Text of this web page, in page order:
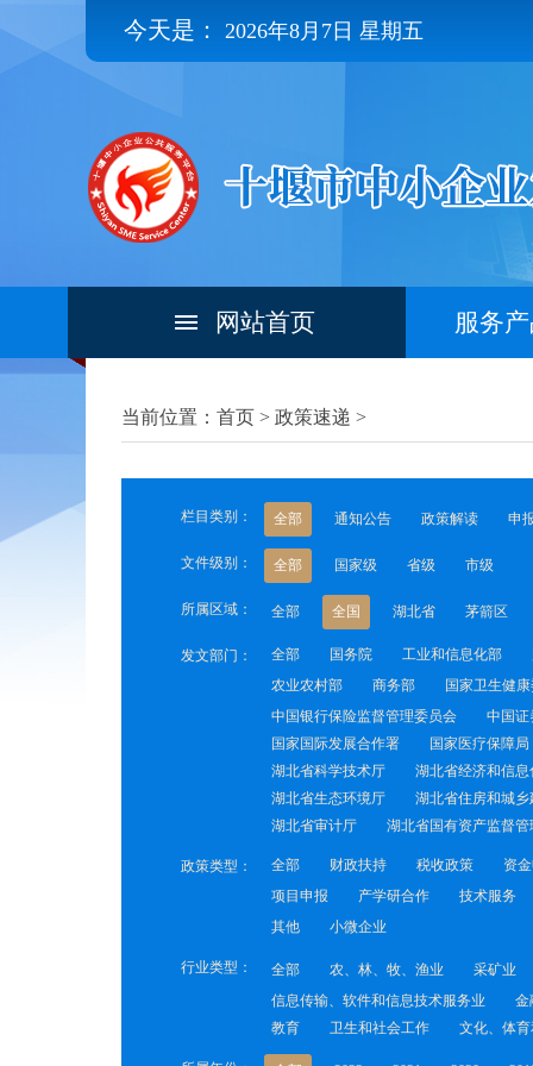
今天是： 2026年8月7日 星期五
网站首页 服务
当前位置：首页 > 政策速递 >
栏目类别： 全部 通知公告 政策解读 申
文件级别： 全部 国家级 省级 市级
所属区域： 全部 全国 湖北省 茅箭区
发文部门： 全部 国务院 工业和信息化部
农业农村部
商务部 国家卫生健
中国银行保险监督管理委员会
中国证
国家国际发展合作署
国家医疗保障局
湖北省科学技术厅
湖北省经济和信息
湖北省生态环境厅
湖北省住房和城乡
湖北省审计厅
湖北省国有资产监督管
政策类型： 全部 财政扶持 税收政策 资
项目申报
产学研合作 技术服务
其他
小微企业
行业类型： 全部 农、林、牧、渔业 采矿业
信息传输、软件和信息技术服务业
金
教育
卫生和社会工作 文化、体